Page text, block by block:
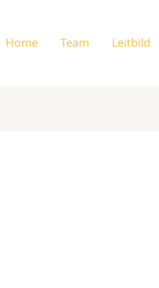
Home Team Leitbild